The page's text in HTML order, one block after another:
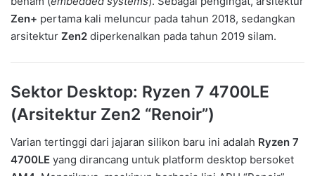
Zen+ pertama kali meluncur pada tahun 2018, sedangkan
arsitektur Zen2 diperkenalkan pada tahun 2019 silam.
Sektor Desktop: Ryzen 7 4700LE
(Arsitektur Zen2 “Renoir”)
Varian tertinggi dari jajaran silikon baru ini adalah Ryzen 7
4700LE yang dirancang untuk platform desktop bersoket